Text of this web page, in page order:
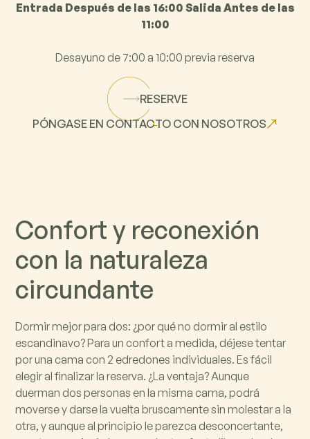
Entrada Después de las 16:00 Salida Antes de las
11:00
Desayuno de 7:00 a 10:00 previa reserva
RESERVE
PÓNGASE EN CONTACTO CON NOSOTROS
Confort y reconexión
con la naturaleza
circundante
Dormir mejor para dos: ¿por qué no dormir al estilo
escandinavo? Para un confort a medida, déjese tentar
por una cama con 2 edredones individuales. Es fácil
elegir al finalizar la reserva. ¿La ventaja? Aunque
duerman dos personas en la misma cama, podrá
moverse y darse la vuelta bruscamente sin molestar a la
otra, y aunque al principio le parezca desconcertante,